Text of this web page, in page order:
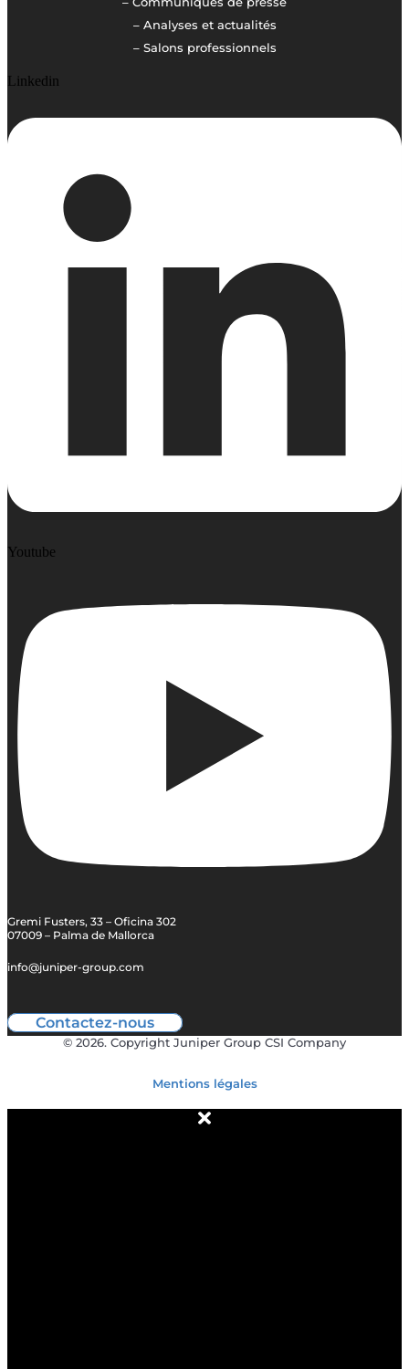
– Analyses et actualités
– Salons professionnels
Linkedin
Youtube
Gremi Fusters, 33 – Oficina 302
07009 – Palma de Mallorca
info@juniper-group.com
Contactez-nous
© 2026. Copyright Juniper Group CSI Company
Mentions légales